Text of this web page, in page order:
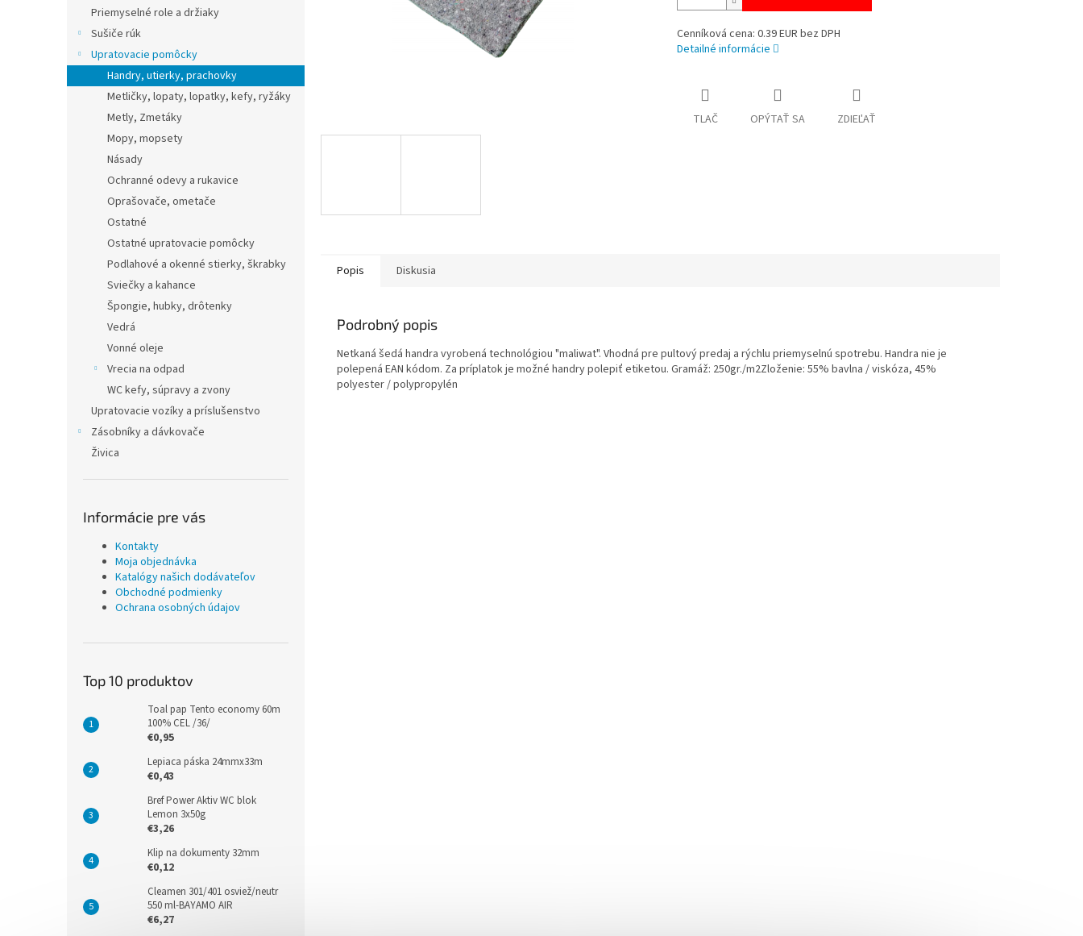
Priemyselné role a držiaky
Sušiče rúk
Upratovacie pomôcky
Handry, utierky, prachovky
Metličky, lopaty, lopatky, kefy, ryžáky
Metly, Zmetáky
Mopy, mopsety
Násady
Ochranné odevy a rukavice
Oprašovače, ometače
Ostatné
Ostatné upratovacie pomôcky
Podlahové a okenné stierky, škrabky
Sviečky a kahance
Špongie, hubky, drôtenky
Vedrá
Vonné oleje
Vrecia na odpad
WC kefy, súpravy a zvony
Upratovacie vozíky a príslušenstvo
Zásobníky a dávkovače
Živica
Informácie pre vás
Kontakty
Moja objednávka
Katalógy našich dodávateľov
Obchodné podmienky
Ochrana osobných údajov
Top 10 produktov
Toal pap Tento economy 60m
100% CEL /36/
€0,95
Lepiaca páska 24mmx33m
€0,43
Bref Power Aktiv WC blok
Lemon 3x50g
€3,26
Klip na dokumenty 32mm
€0,12
Cleamen 301/401 osviež/neutr
550 ml-BAYAMO AIR
€6,27
Cenníková cena: 0.39 EUR bez DPH
Detailné informácie
TLAČ OPÝTAŤ SA ZDIEĽAŤ
Popis Diskusia
Podrobný popis
Netkaná šedá handra vyrobená technológiou "maliwat". Vhodná pre pultový predaj a rýchlu priemyselnú spotrebu. Handra nie je
polepená EAN kódom. Za príplatok je možné handry polepiť etiketou. Gramáž: 250gr./m2​Zloženie: 55% bavlna / viskóza, 45%
polyester / polypropylén